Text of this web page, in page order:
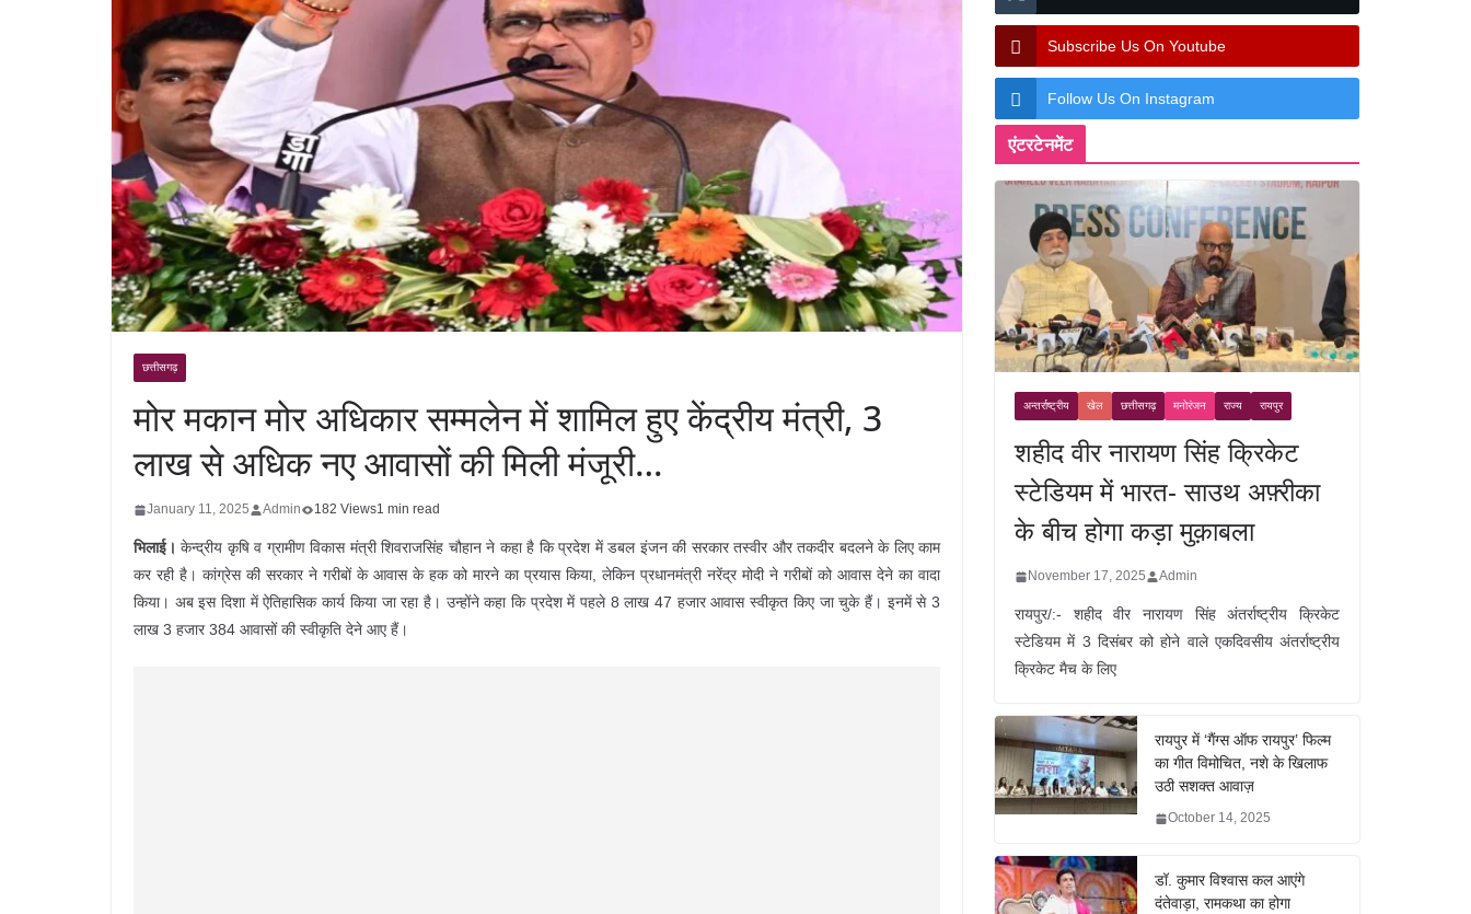
छत्तीसगढ़
मोर मकान मोर अधिकार सम्मलेन में शामिल हुए केंद्रीय मंत्री, 3
लाख से अधिक नए आवासों की मिली मंजूरी…
January 11, 2025 Admin 182 Views1 min read
भिलाई। केन्द्रीय कृषि व ग्रामीण विकास मंत्री शिवराजसिंह चौहान ने कहा है कि प्रदेश में डबल इंजन की सरकार तस्वीर और तकदीर बदलने के लिए काम
कर रही है। कांग्रेस की सरकार ने गरीबों के आवास के हक को मारने का प्रयास किया, लेकिन प्रधानमंत्री नरेंद्र मोदी ने गरीबों को आवास देने का वादा
किया। अब इस दिशा में ऐतिहासिक कार्य किया जा रहा है। उन्होंने कहा कि प्रदेश में पहले 8 लाख 47 हजार आवास स्वीकृत किए जा चुके हैं। इनमें से 3
लाख 3 हजार 384 आवासों की स्वीकृति देने आए हैं।
Subscribe Us On Youtube
Follow Us On Instagram
एंटरटेनमेंट
अन्तर्राष्ट्रीय खेल छत्तीसगढ़ मनोरंजन राज्य रायपुर
शहीद वीर नारायण सिंह क्रिकेट
स्टेडियम में भारत- साउथ अफ़्रीका
के बीच होगा कड़ा मुक़ाबला
November 17, 2025 Admin
रायपुर/:- शहीद वीर नारायण सिंह अंतर्राष्ट्रीय क्रिकेट
स्टेडियम में 3 दिसंबर को होने वाले एकदिवसीय अंतर्राष्ट्रीय
क्रिकेट मैच के लिए
रायपुर में ‘गैंग्स ऑफ रायपुर’ फिल्म
का गीत विमोचित, नशे के खिलाफ
उठी सशक्त आवाज़
October 14, 2025
डॉ. कुमार विश्वास कल आएंगे
दंतेवाड़ा, रामकथा का होगा